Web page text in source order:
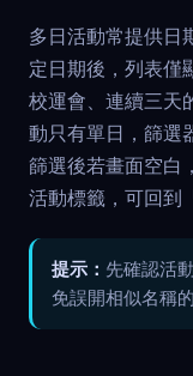
多日活動常提供日
定日期後，列表僅
校運會、連續三天
動只有單日，篩選
篩選後若畫面空白
活動標籤，可回到
提示： 先確認活
免誤開相似名稱的